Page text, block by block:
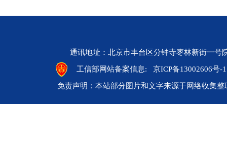
通讯地址：北京市丰台区分钟寺枣林新街一
工信部网站备案信息: 京ICP备13002606号-1
免责声明：本站部分图片和文字来源于网络收集